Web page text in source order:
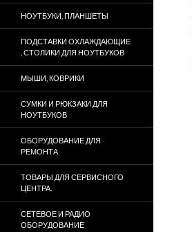
НОУТБУКИ, ПЛАНШЕТЫ
ПОДСТАВКИ ОХЛАЖДАЮЩИЕ
, СТОЛИКИ ДЛЯ НОУТБУКОВ
МЫШИ, КОВРИКИ
СУМКИ И РЮКЗАКИ ДЛЯ
НОУТБУКОВ
ОБОРУДОВАНИЕ ДЛЯ
РЕМОНТА
ТОВАРЫ ДЛЯ СЕРВИСНОГО
ЦЕНТРА.
СЕТЕВОЕ И РАДИО
ОБОРУДОВАНИЕ